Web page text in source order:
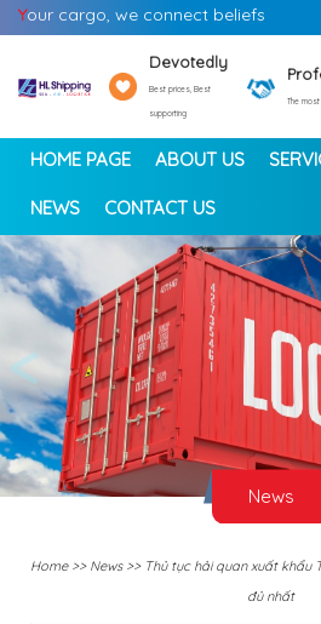
Your cargo, we connect beliefs
Devotedly
Best prices, Best
supporting
The
HOME PAGE ABOUT US
NEWS CONTACT US
<
News
Home>> News>> Thủ tục hải quan xuất khẩu
đủ nhất